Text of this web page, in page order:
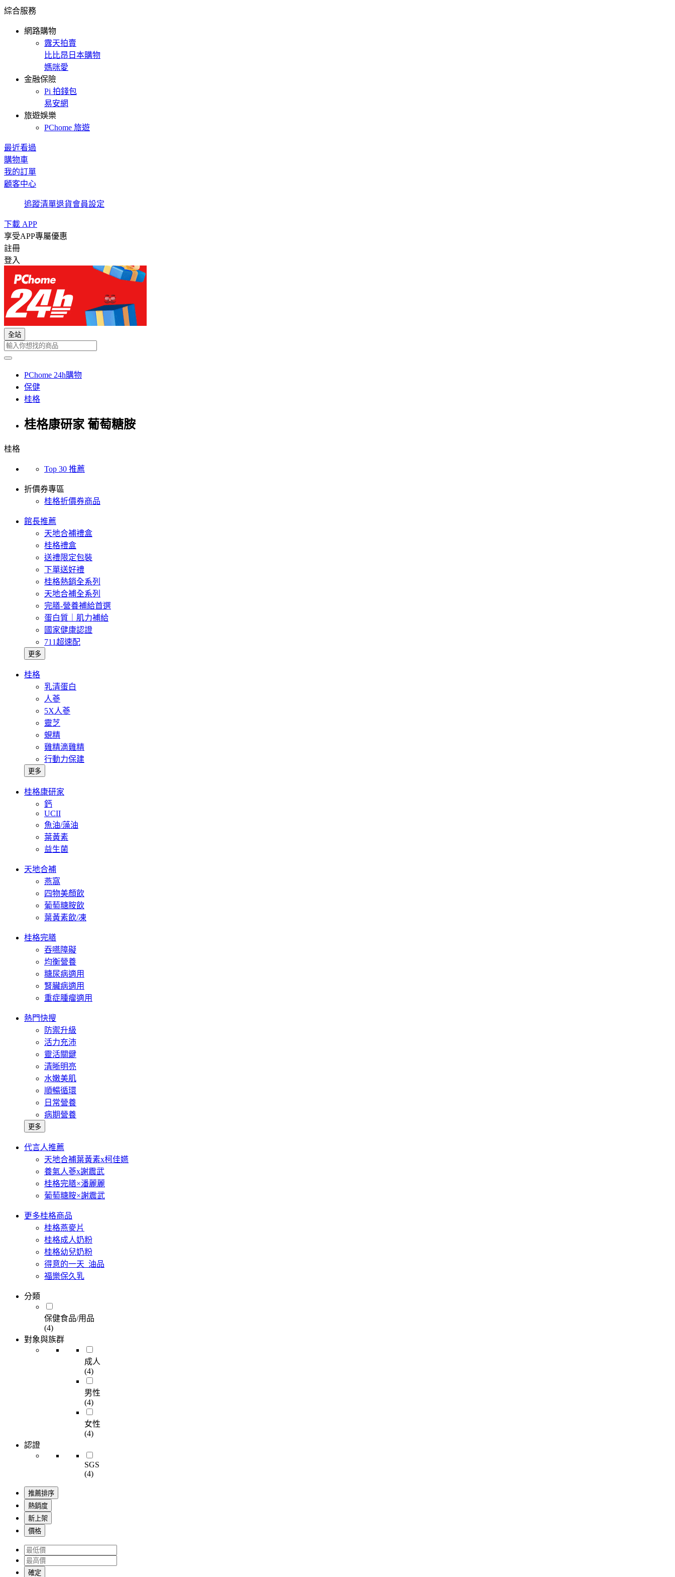
綜合服務
網路購物
露天拍賣
比比昂日本購物
媽咪愛
金融保險
Pi 拍錢包
易安網
旅遊娛樂
PChome 旅遊
最近看過
購物車
我的訂單
顧客中心
追蹤清單退貨會員設定
下載 APP
享受APP專屬優惠
註冊
登入
全站
PChome 24h購物
保健
桂格
桂格康研家 葡萄糖胺
桂格
Top 30 推薦
折價券專區
桂格折價券商品
館長推薦
天地合補禮盒
桂格禮盒
送禮限定包裝
下單送好禮
桂格熱銷全系列
天地合補全系列
完膳-營養補給首選
蛋白質｜肌力補給
國家健康認證
711超速配
更多
桂格
乳清蛋白
人蔘
5X人蔘
靈芝
蜆精
雞精滴雞精
行動力保建
更多
桂格康研家
鈣
UCII
魚油/藻油
葉黃素
益生菌
天地合補
燕窩
四物美顏飲
葡萄糖胺飲
葉黃素飲/凍
桂格完膳
吞嚥障礙
均衡營養
糖尿病適用
腎臟病適用
重症腫瘤適用
熱門快搜
防禦升級
活力充沛
靈活關鍵
清晰明亮
水嫩美肌
順暢循環
日常營養
病期營養
更多
代言人推薦
天地合補葉黃素x柯佳嬿
養氣人蔘x謝震武
桂格完膳×潘麗麗
葡萄糖胺×謝震武
更多桂格商品
桂格燕麥片
桂格成人奶粉
桂格幼兒奶粉
得意的一天_油品
福樂保久乳
分類
保健食品/用品
(4)
對象與族群
成人
(4)
男性
(4)
女性
(4)
認證
SGS
(4)
推薦排序
熱銷度
新上架
價格
確定